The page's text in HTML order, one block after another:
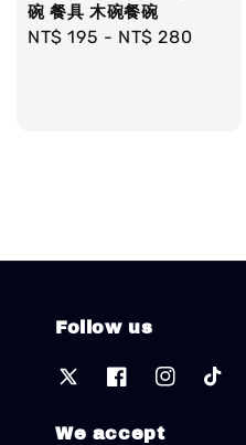
碗 餐具 木碗餐碗
Regular
NT$ 195 - NT$ 280
Follow us
We accept